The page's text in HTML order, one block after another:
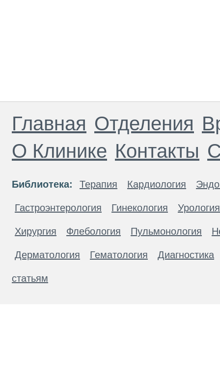
Главная Отделения
О Клинике Контакты
Библиотека: Терапия Кардиология
Гастроэнтерология Гинекология Урология
Хирургия Флебология Пульмонология
Дерматология Гематология Диагностика
статьям